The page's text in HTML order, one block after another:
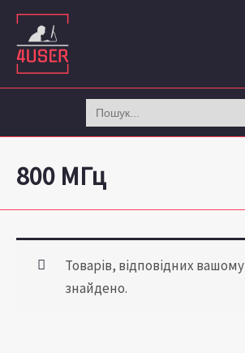
Перейти
вмісту
Search
for:
800 МГц
Товарів, відповідних
знайдено.